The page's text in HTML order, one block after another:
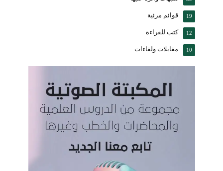
قوائم مرئية 19
كتب للقراءة 12
مقابلات ولقاءات 10